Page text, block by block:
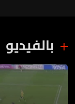
بالفيديو